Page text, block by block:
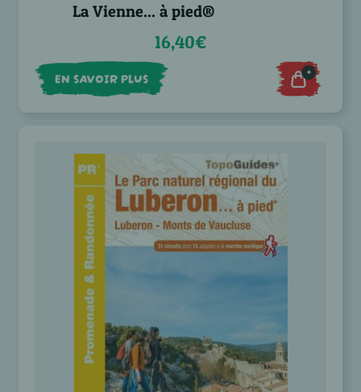
La Vienne... à pied®
16,40€
EN SAVOIR PLUS +